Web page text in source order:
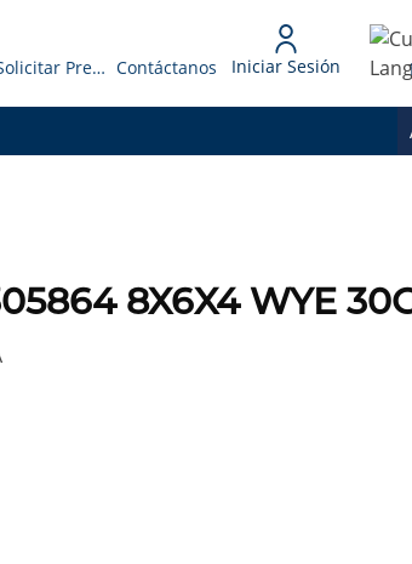
search
Solicitar Presupuesto Contáctanos Iniciar Sesión
8X6X4 WYE